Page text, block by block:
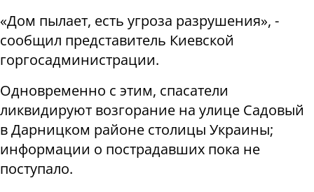
«Дом пылает, есть угроза разрушения», -
сообщил представитель Киевской
горгосадминистрации.
Одновременно с этим, спасатели
ликвидируют возгорание на улице Садовый
в Дарницком районе столицы Украины;
информации о пострадавших пока не
поступало.